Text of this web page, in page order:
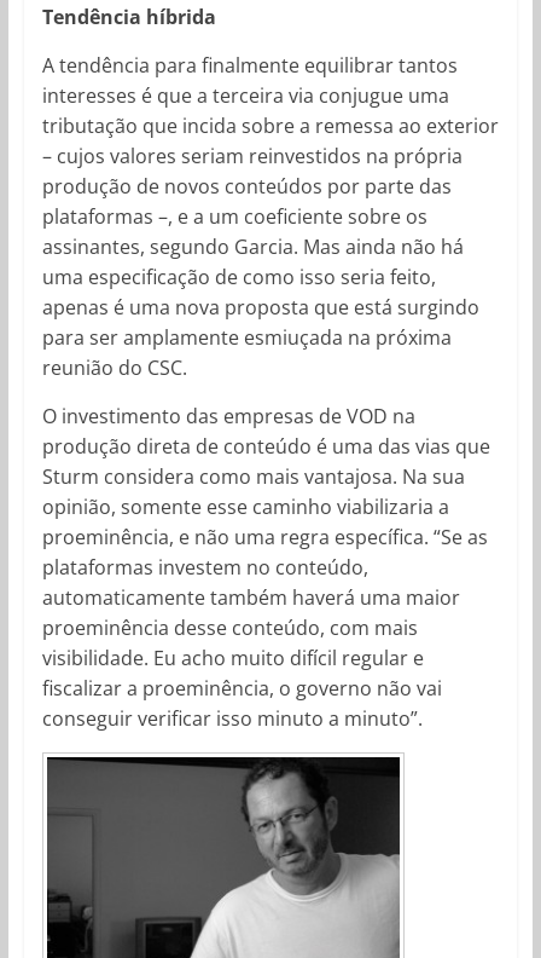
Tendência híbrida
A tendência para finalmente equilibrar tantos
interesses é que a terceira via conjugue uma
tributação que incida sobre a remessa ao exterior
– cujos valores seriam reinvestidos na própria
produção de novos conteúdos por parte das
plataformas –, e a um coeficiente sobre os
assinantes, segundo Garcia. Mas ainda não há
uma especificação de como isso seria feito,
apenas é uma nova proposta que está surgindo
para ser amplamente esmiuçada na próxima
reunião do CSC.
O investimento das empresas de VOD na
produção direta de conteúdo é uma das vias que
Sturm considera como mais vantajosa. Na sua
opinião, somente esse caminho viabilizaria a
proeminência, e não uma regra específica. “Se as
plataformas investem no conteúdo,
automaticamente também haverá uma maior
proeminência desse conteúdo, com mais
visibilidade. Eu acho muito difícil regular e
fiscalizar a proeminência, o governo não vai
conseguir verificar isso minuto a minuto”.